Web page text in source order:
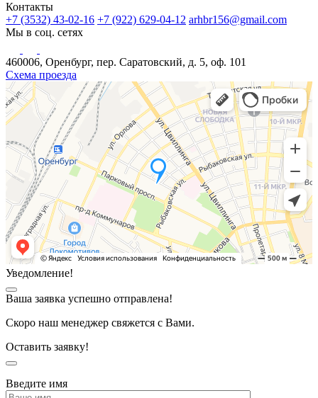
Контакты
+7 (3532) 43-02-16 +7 (922) 629-04-12 arhbr156@gmail.com
Мы в соц. сетях
460006, Оренбург, пер. Саратовский, д. 5, оф. 101
Схема проезда
Уведомление!
Ваша заявка успешно отправлена!
Скоро наш менеджер свяжется с Вами.
Оставить заявку!
Введите имя